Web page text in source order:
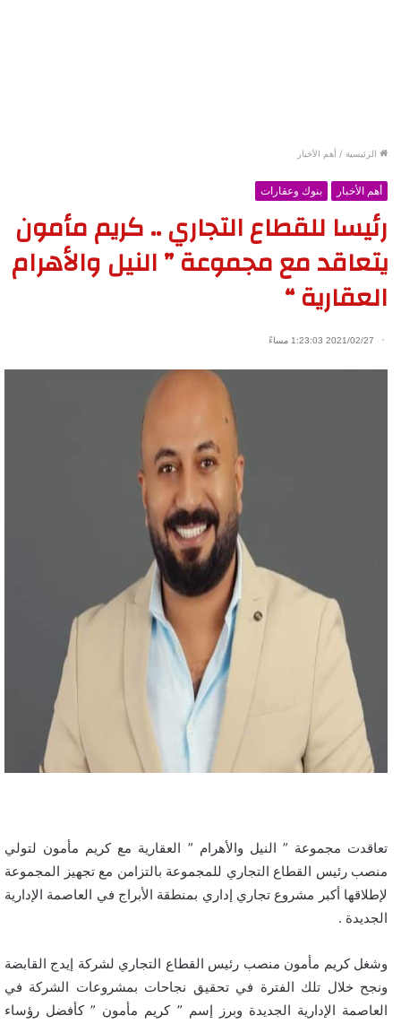
الرئيسية / أهم الأخبار
أهم الأخبار بنوك وعقارات
رئيسا للقطاع التجاري .. كريم مأمون
يتعاقد مع مجموعة ” النيل والأهرام
العقارية “
2021/02/27 1:23:03 مساءً
تعاقدت مجموعة ” النيل والأهرام ” العقارية مع كريم مأمون لتولي
منصب رئيس القطاع التجاري للمجموعة بالتزامن مع تجهيز المجموعة
لإطلاقها أكبر مشروع تجاري إداري بمنطقة الأبراج في العاصمة الإدارية
الجديدة .
وشغل كريم مأمون منصب رئيس القطاع التجاري لشركة إيدج القابضة
ونجح خلال تلك الفترة في تحقيق نجاحات بمشروعات الشركة في
العاصمة الإدارية الجديدة وبرز إسم ” كريم مأمون ” كأفضل رؤساء